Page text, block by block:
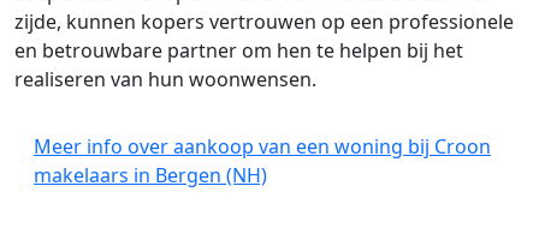
zijde, kunnen kopers vertrouwen op een professionele
en betrouwbare partner om hen te helpen bij het
realiseren van hun woonwensen.
Meer info over aankoop van een woning bij Croon
makelaars in Bergen (NH)